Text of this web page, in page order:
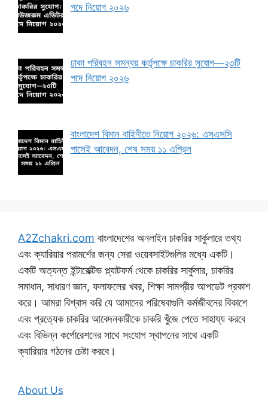
পদে নিয়োগ ২০২৬
ঢাকা পরিবহন সমন্বয় কর্তৃপক্ষে চাকরির সুযোগ—২৩টি
পদে নিয়োগ ২০২৬
বাংলাদেশ বিমান বাহিনীতে নিয়োগ ২০২৬: এসএসসি
পাসেই আবেদন, শেষ সময় ১১ এপ্রিল
A2Zchakri.com বাংলাদেশের অনলাইন চাকরির সার্কুলারে তথ্য
এবং ক্যারিয়ার পরামর্শের জন্য সেরা ওয়েবসাইটগুলির মধ্যে একটি।
একটি অত্যন্ত ইন্টারেক্টিভ প্ল্যাটফর্ম থেকে চাকরির সার্কুলার, চাকরির
সমাধান, সাধারণ জ্ঞান, ফলাফলের খবর, শিক্ষা সামগ্রীর আপডেট প্রকাশ
করে। আমরা বিশ্বাস করি যে আমাদের পরিষেবাগুলি কর্মজীবনের বিকাশে
এবং প্রত্যেক চাকরির আবেদনকারীকে চাকরি খুঁজে পেতে সাহায্য করবে
এবং বিভিন্ন কর্পোরেশনের সাথে সংযোগ স্থাপনের সাথে একটি
ক্যারিয়ার গঠনের চেষ্টা করবে।
About Us